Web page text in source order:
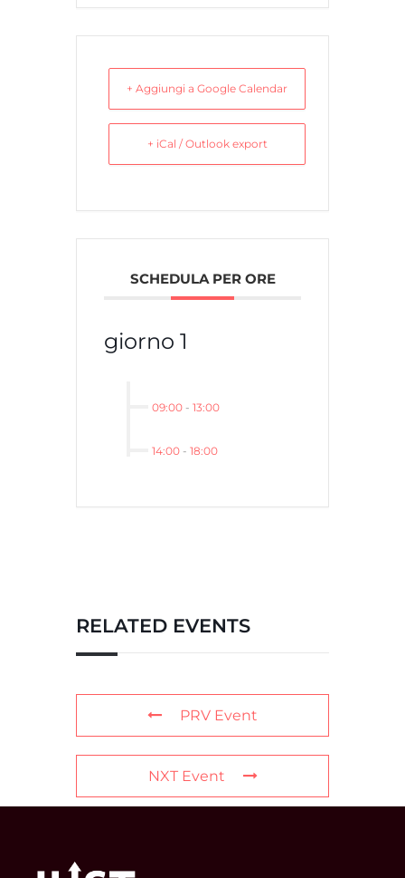
+ Aggiungi a Google Calendar
+ iCal / Outlook export
SCHEDULA PER ORE
giorno 1
09:00 - 13:00
14:00 - 18:00
RELATED EVENTS
PRV Event
NXT Event